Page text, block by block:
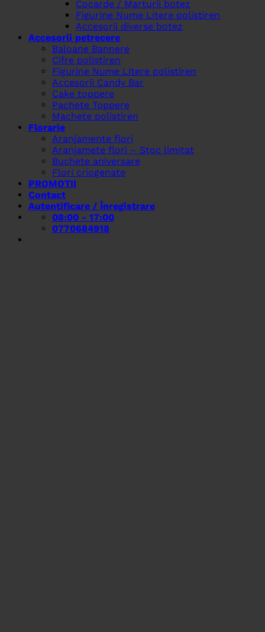
Cocarde / Marturii botez
Figurine Nume Litere polistiren
Accesorii diverse botez
Accesorii petrecere
Baloane Bannere
Cifre polistiren
Figurine Nume Litere polistiren
Accesorii Candy Bar
Cake toppere
Pachete Toppere
Machete polistiren
Florarie
Aranjamente flori
Aranjamete flori – Stoc limitat
Buchete aniversare
Flori criogenate
PROMOTII
Contact
Autentificare / Înregistrare
08:00 - 17:00
0770684918